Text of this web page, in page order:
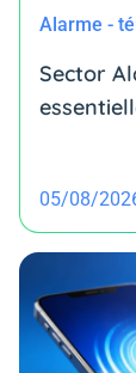
Alarme -
Sector
05/08/